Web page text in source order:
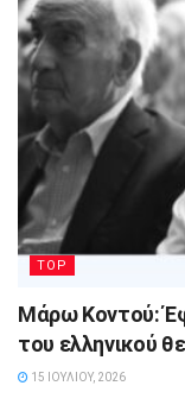
TOP
Μάρω Κοντού:
του ελληνικού
15 ΙΟΥΛΊΟΥ, 2026